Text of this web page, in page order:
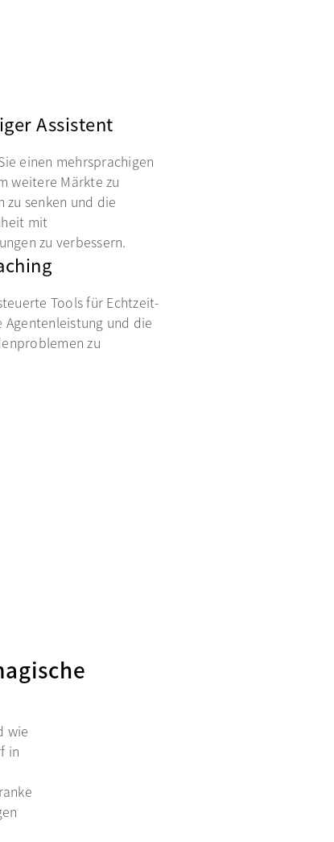
Assistent
einen mehrsprachigen
weitere Märkte zu
zu senken und die
mit
zu verbessern.
Tools für Echtzeit-
Agentenleistung und die
zu
wie
in